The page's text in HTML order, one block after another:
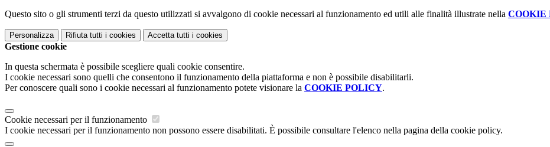
Questo sito o gli strumenti terzi da questo utilizzati si avvalgono di cookie necessari al funzionamento ed utili alle finalità illustrate nella COOKIE
Personalizza Rifiuta tutti i cookies Accetta tutti i cookies
Gestione cookie
In questa schermata è possibile scegliere quali cookie consentire.
I cookie necessari sono quelli che consentono il funzionamento della piattaforma e non è possibile disabilitarli.
Per conoscere quali sono i cookie necessari al funzionamento potete visionare la COOKIE POLICY.
Cookie necessari per il funzionamento
I cookie necessari per il funzionamento non possono essere disabilitati. È possibile consultare l'elenco nella pagina della cookie policy.